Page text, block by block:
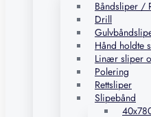
Båndsliper /
Drill
Hånd holdte
Linær sliper
Polering
Rettsliper
Slipebånd